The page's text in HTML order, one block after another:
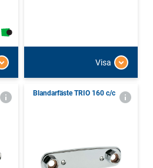
Visa
Blandarfäste TRIO 160 c/c